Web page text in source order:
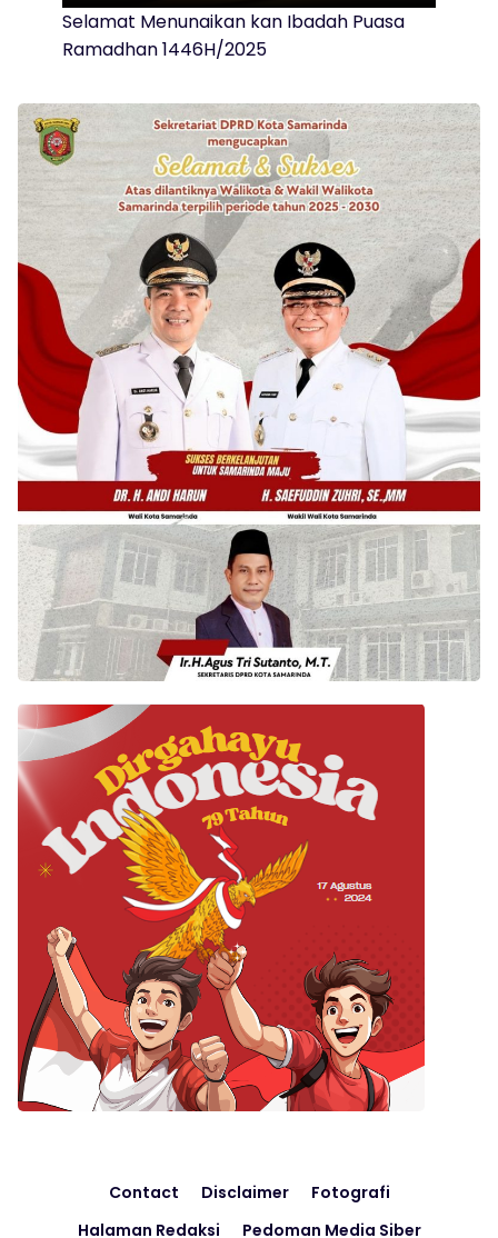
Selamat Menunaikan kan Ibadah Puasa
Ramadhan 1446H/2025
Contact Disclaimer
Fotografi
Halaman Redaksi
Pedoman Media Siber